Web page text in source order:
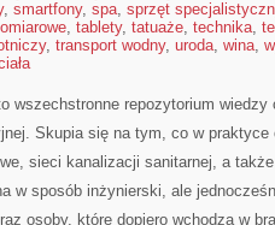
, smartfony, spa, sprzęt
, tablety, tatuaże, technika,
, transport wodny, uroda, wina,
wszechstronne repozytorium
Skupia się na tym, co w
sieci kanalizacji sanitarnej, a
w sposób inżynierski, ale
osoby, które dopiero wchodzą w